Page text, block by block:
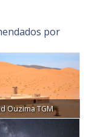
por
Ouzima TGM